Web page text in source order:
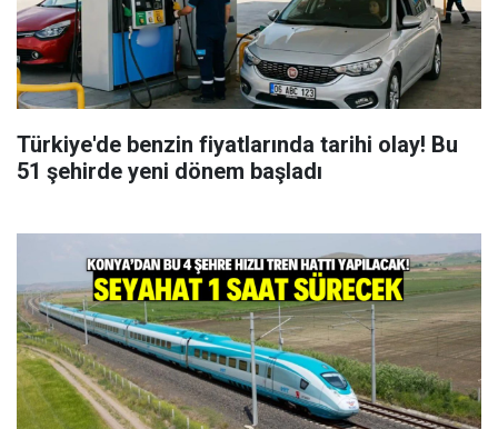
Türkiye'de benzin fiyatlarında tarihi olay! Bu
51 şehirde yeni dönem başladı